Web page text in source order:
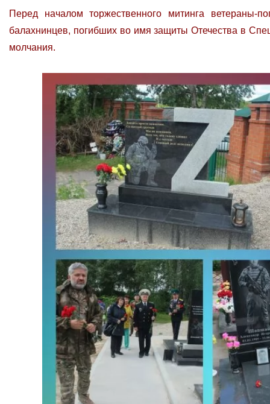
Перед началом торжественного митинга ветераны-
балахнинцев, погибших во имя защиты Отечества в
молчания.